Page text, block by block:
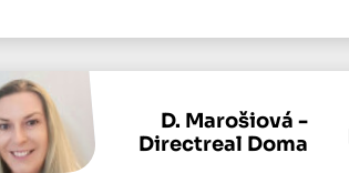
D. Marošiová -
Directreal Doma